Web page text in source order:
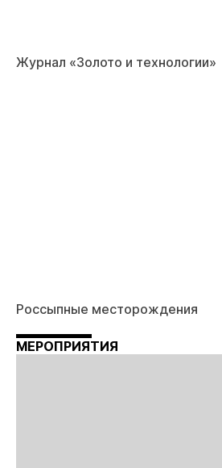
Журнал «Золото и технологии»
Россыпные месторождения
МЕРОПРИЯТИЯ